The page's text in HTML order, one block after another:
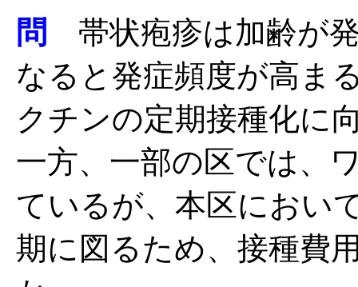
問
帯状疱疹は加齢が
なると発症頻度が高ま
クチンの定期接種化に
一方、一部の区では、
ているが、本区におい
期に図るため、接種費